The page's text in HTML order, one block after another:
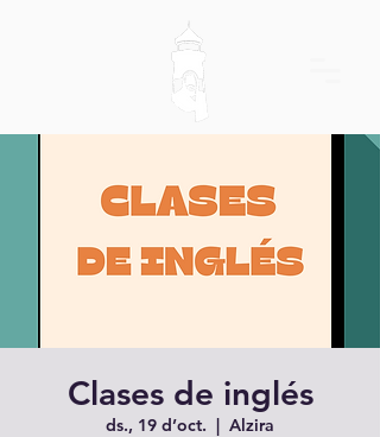
Clases de inglés
ds., 19 d’oct.
  |
Alzira